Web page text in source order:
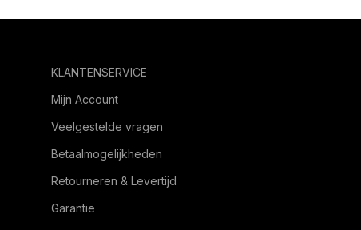
KLANTENSERVICE
Mijn Account
Veelgestelde vragen
Betaalmogelijkheden
Retourneren & Levertijd
Garantie